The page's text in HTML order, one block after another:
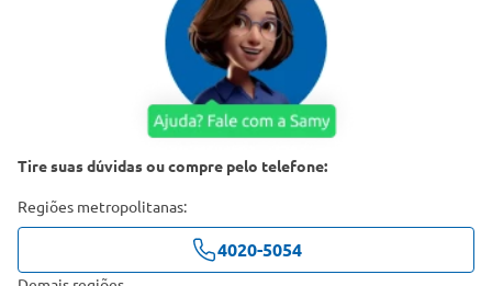
Tire suas dúvidas ou compre pelo telefone:
Regiões metropolitanas:
4020-5054